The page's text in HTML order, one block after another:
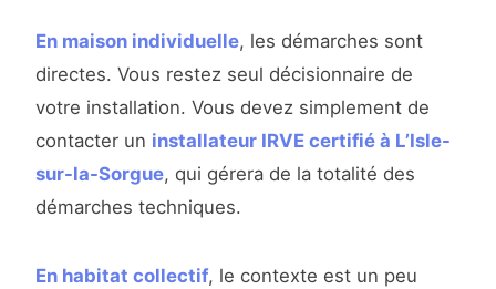
En maison individuelle, les démarches sont
directes. Vous restez seul décisionnaire de
votre installation. Vous devez simplement de
contacter un installateur IRVE certifié à L’Isle-
sur-la-Sorgue, qui gérera de la totalité des
démarches techniques.
En habitat collectif, le contexte est un peu